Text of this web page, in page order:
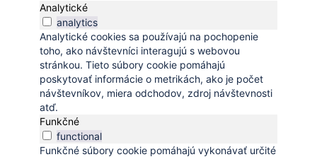
Analytické
analytics
Analytické cookies sa používajú na pochopenie
toho, ako návštevníci interagujú s webovou
stránkou. Tieto súbory cookie pomáhajú
poskytovať informácie o metrikách, ako je počet
návštevníkov, miera odchodov, zdroj návštevnosti
atď.
Funkčné
functional
Funkčné súbory cookie pomáhajú vykonávať určité